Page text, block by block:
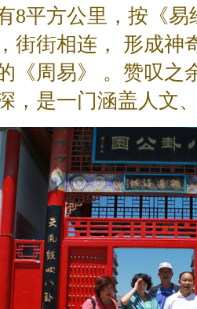
8平方公里，按《
街街相连， 形成神
《周易》 。赞叹之
，是一门涵盖人文